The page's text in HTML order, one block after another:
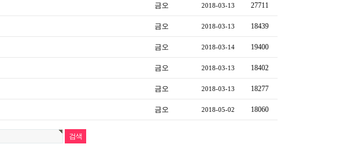
금오 2018-03-13 27711
금오 2018-03-13 18439
금오 2018-03-14 19400
금오 2018-03-13 18402
금오 2018-03-13 18277
금오 2018-05-02 18060